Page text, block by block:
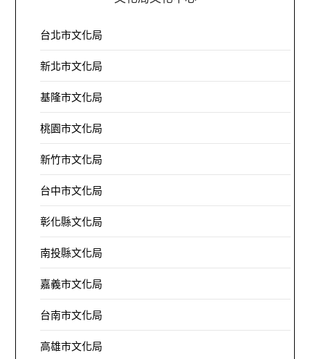
台北市文化局
新北市文化局
基隆市文化局
桃園市文化局
新竹市文化局
台中市文化局
彰化縣文化局
南投縣文化局
嘉義市文化局
台南市文化局
高雄市文化局